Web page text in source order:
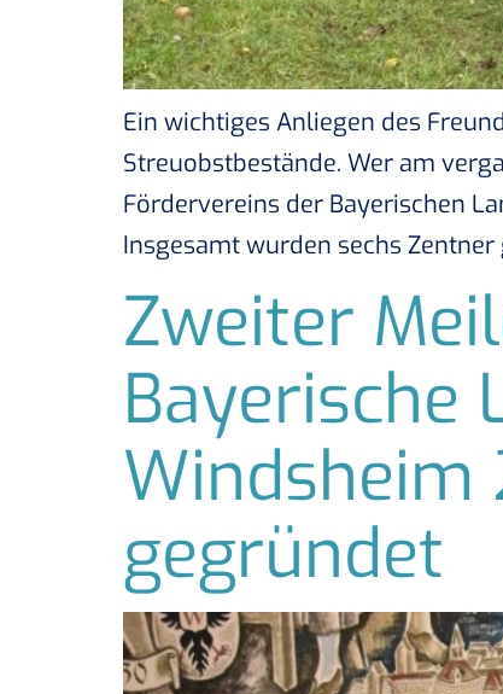
Ein wichtiges Anliegen des
Streuobstbestände. Wer am
Fördervereins der Bayerischen
Insgesamt wurden sechs Zentner
Zweiter
Bayerische
Windsheim
gegründet